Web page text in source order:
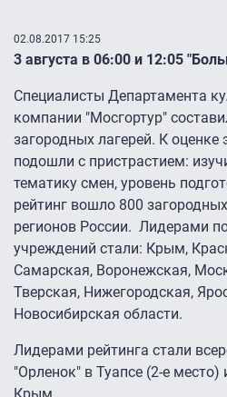
02.08.2017 15:25
3 августа в 06:00 и 12:05
Специалисты Департамента
компании "Мосгортур"
загородных лагерей. К оценке
подошли с пристрастием:
тематику смен, уровень
рейтинг вошло 800
регионов России. Лидерами
учреждений стали: Крым,
Самарская, Воронежская,
Тверская, Нижегородская,
Новосибирская области.
Лидерами рейтинга стали
"Орленок" в Туапсе (2-е место)